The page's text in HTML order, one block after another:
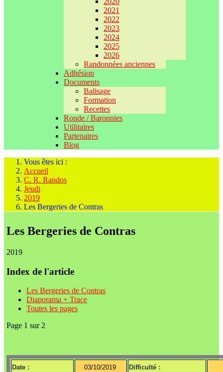
2021
2022
2023
2024
2025
2026
Randonnées anciennes
Adhésion
Documents
Balisage
Formation
Recettes
Ronde / Baronnies
Utilitaires
Partenaires
Blog
Vous êtes ici :
Accueil
C. R. Randos
Jeudi
2019
Les Bergeries de Contras
Les Bergeries de Contras
2019
Index de l'article
Les Bergeries de Contras
Diaporama + Trace
Toutes les pages
Page 1 sur 2
Date : 03/10/2019 Difficulté :